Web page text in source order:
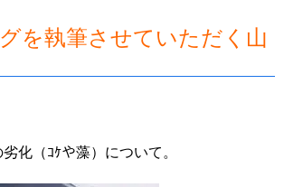
を執筆させていただく山
化（ｺｹや藻）について。